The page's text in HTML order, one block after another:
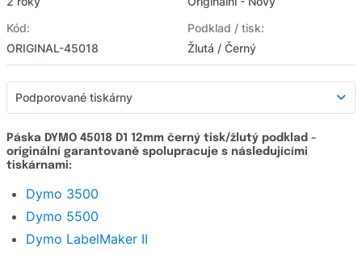
Kód:
ORIGINAL-45018
Podklad / tisk:
Žlutá / Černý
Podporované tiskárny
Detailní popis
Hodnocení e-shopu
Zeptat se
Páska DYMO 45018 D1 12mm černý tisk/žlutý podklad -
originální garantovaně spolupracuje s následujícími
tiskárnami:
Dymo 3500
Dymo 5500
Dymo LabelMaker II